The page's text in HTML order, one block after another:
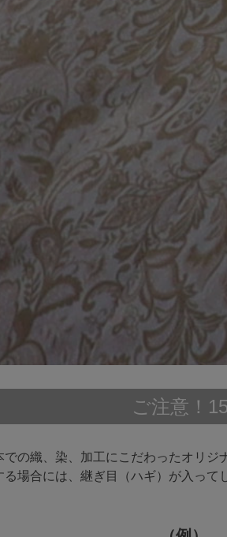
ご注意！
での織、染、加工にこだわったオリ
る場合には、継ぎ目（ハギ）が入って